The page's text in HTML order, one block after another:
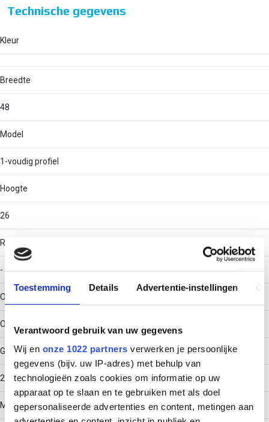
Toestemming Details Advertentie-instellingen
Verantwoord gebruik van uw gegevens
Wij en onze 1022 partners verwerken je persoonlijke
gegevens (bijv. uw IP-adres) met behulp van
technologieën zoals cookies om informatie op uw
apparaat op te slaan en te gebruiken met als doel
gepersonaliseerde advertenties en content, metingen aan
Technische gegevens
Kleur
Breedte
48
Model
1-voudig profiel
Hoogte
26
RAL-nummer
-
Oppervlaktebescherming
Overig
Gewicht
2.257
Materiaaldikte